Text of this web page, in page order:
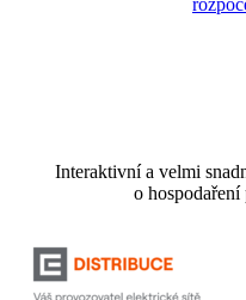
Interaktivní a velmi
o hospodaření